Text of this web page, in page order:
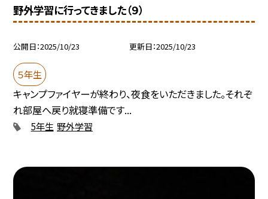
野外学習に行ってきました（９）
公開日 2025/10/23 更新日 2025/10/23
５年生
キャンプファイヤーが終わり、夜食をいただきました。それぞ
れ部屋へ戻り就寝準備です...
5年生 野外学習